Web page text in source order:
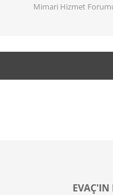
Mimari Hizmet